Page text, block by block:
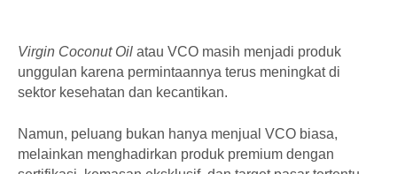
Virgin Coconut Oil atau VCO masih menjadi produk
unggulan karena permintaannya terus meningkat di
sektor kesehatan dan kecantikan.
Namun, peluang bukan hanya menjual VCO biasa,
melainkan menghadirkan produk premium dengan